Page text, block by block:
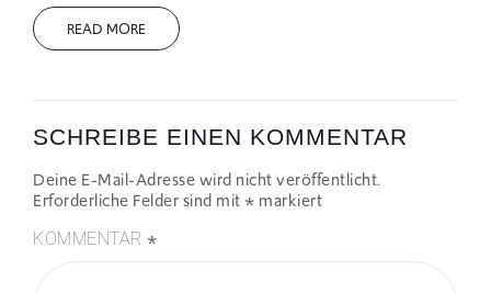
READ MORE
SCHREIBE EINEN KOMMENTAR
Deine E-Mail-Adresse wird nicht veröffentlicht.
Erforderliche Felder sind mit * markiert
KOMMENTAR *